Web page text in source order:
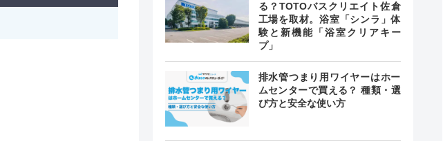
る？TOTOバスクリエイト佐倉
工場を取材。浴室「シンラ」体
験と新機能「浴室クリアキー
プ」
排水管つまり用ワイヤーはホー
ムセンターで買える？ 種類・選
び方と安全な使い方